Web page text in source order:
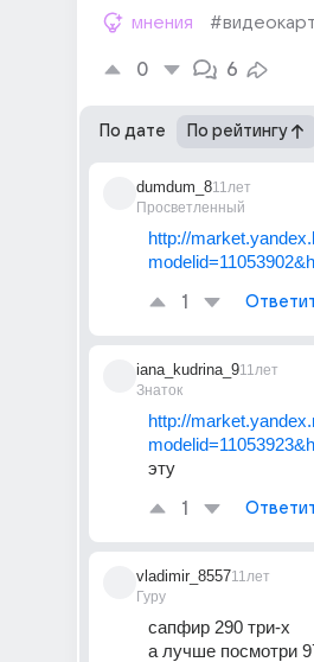
мнения
0 6
По дате По рейтингу
dumdum_8
Просветленный
11лет
http://
1
iana_kudrina_9
Знаток
11лет
http://
эту
1
vladimir_8557
Гуру
11лет
сапфир 290 три-х
а лучше посмотри